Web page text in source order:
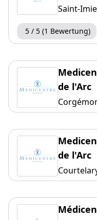
Saint-
5 / 5 (1 Bewertung)
de l'Arc
de l'Arc